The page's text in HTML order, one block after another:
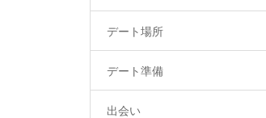
デート場所
デート準備
出会い